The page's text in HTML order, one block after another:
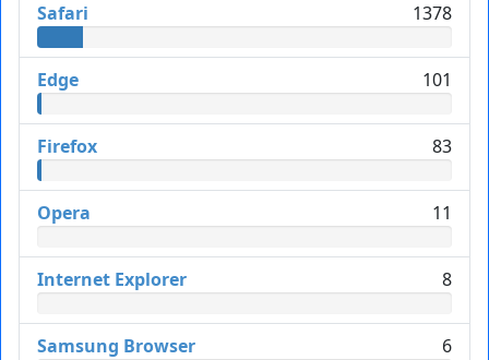
Safari 1378
Edge 101
Firefox 83
Opera 11
Internet Explorer 8
Samsung Browser 6